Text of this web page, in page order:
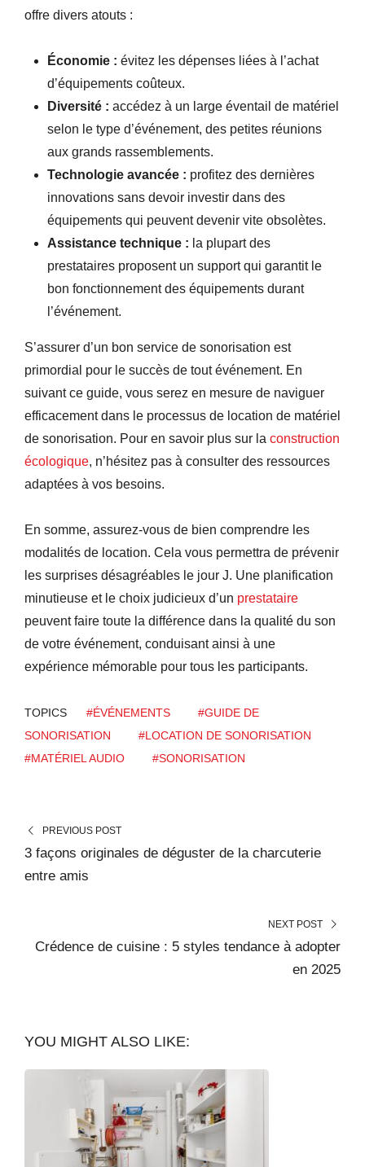
offre divers atouts :
Économie : évitez les dépenses liées à l’achat
d’équipements coûteux.
Diversité : accédez à un large éventail de matériel
selon le type d’événement, des petites réunions
aux grands rassemblements.
Technologie avancée : profitez des dernières
innovations sans devoir investir dans des
équipements qui peuvent devenir vite obsolètes.
Assistance technique : la plupart des
prestataires proposent un support qui garantit le
bon fonctionnement des équipements durant
l’événement.
S’assurer d’un bon service de sonorisation est
primordial pour le succès de tout événement. En
suivant ce guide, vous serez en mesure de naviguer
efficacement dans le processus de location de matériel
de sonorisation. Pour en savoir plus sur la construction
écologique, n’hésitez pas à consulter des ressources
adaptées à vos besoins.
En somme, assurez-vous de bien comprendre les
modalités de location. Cela vous permettra de prévenir
les surprises désagréables le jour J. Une planification
minutieuse et le choix judicieux d’un prestataire
peuvent faire toute la différence dans la qualité du son
de votre événement, conduisant ainsi à une
expérience mémorable pour tous les participants.
TOPICS #ÉVÉNEMENTS
#GUIDE DE
SONORISATION
#LOCATION DE SONORISATION
#MATÉRIEL AUDIO
#SONORISATION
PREVIOUS POST
3 façons originales de déguster de la charcuterie
entre amis
NEXT POST
Crédence de cuisine : 5 styles tendance à adopter
en 2025
YOU MIGHT ALSO LIKE: